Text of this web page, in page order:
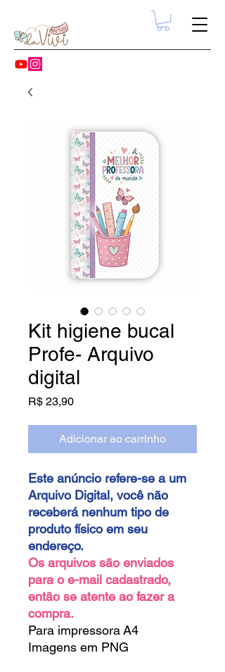
Kit higiene bucal
Profe- Arquivo
digital
R$ 23,90Preço
Adicionar ao carrinho
Este anúncio refere-se a um
Arquivo Digital, você não
receberá nenhum tipo de
produto físico em seu
endereço.
Os arquivos são enviados
para o e-mail cadastrado,
então se atente ao fazer a
compra.
Para impressora A4
Imagens em PNG